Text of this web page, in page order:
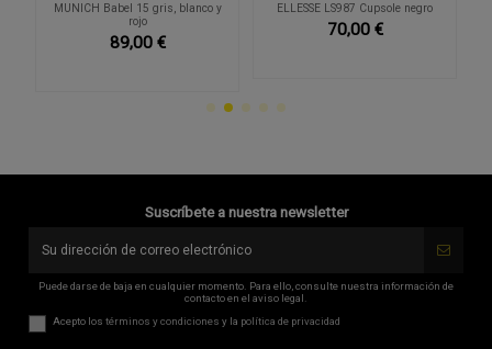
MUNICH Babel 15 gris, blanco y
rojo
89,00 €
ELLESSE LS987 Cupsole negro
70,00 €
Suscríbete a nuestra newsletter
Puede darse de baja en cualquier momento. Para ello, consulte nuestra información de
contacto en el aviso legal.
Acepto lostérminos y condiciones y la política de privacidad